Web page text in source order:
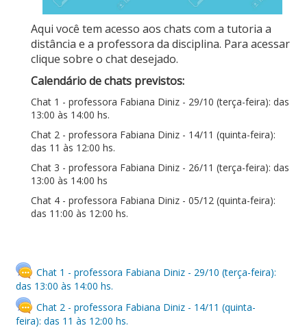
Aqui você tem acesso aos chats com a tutoria a
distância e a professora da disciplina. Para acessar
clique sobre o chat desejado.
Calendário de chats previstos:
Chat 1 - professora Fabiana Diniz - 29/10 (terça-feira): das
13:00 às 14:00 hs.
Chat 2 - professora Fabiana Diniz - 14/11 (quinta-feira):
das 11 às 12:00 hs.
Chat 3 - professora Fabiana Diniz - 26/11 (terça-feira): das
13:00 às 14:00 hs
Chat 4 - professora Fabiana Diniz - 05/12 (quinta-feira):
das 11:00 às 12:00 hs.
Chat 1 - professora Fabiana Diniz - 29/10 (terça-feira):
das 13:00 às 14:00 hs.
Chat 2 - professora Fabiana Diniz - 14/11 (quinta-
feira): das 11 às 12:00 hs.